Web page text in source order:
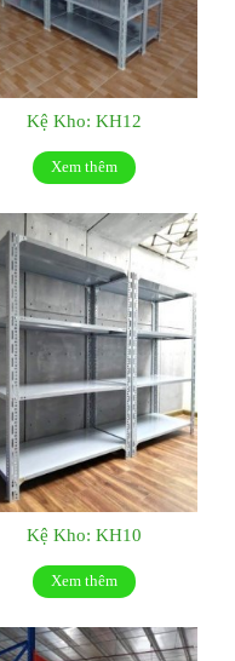
Kệ Kho: KH12
Xem thêm
Kệ Kho: KH10
Xem thêm